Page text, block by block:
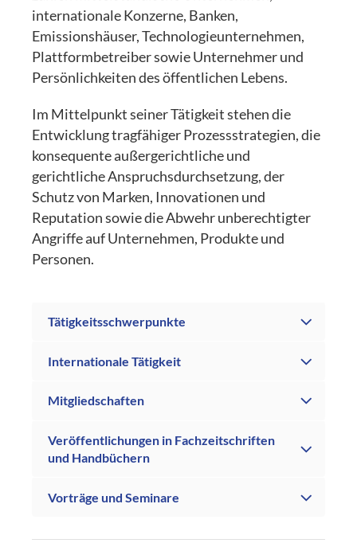
internationale Konzerne, Banken,
Emissionshäuser, Technologieunternehmen,
Plattformbetreiber sowie Unternehmer und
Persönlichkeiten des öffentlichen Lebens.
Im Mittelpunkt seiner Tätigkeit stehen die
Entwicklung tragfähiger Prozessstrategien, die
konsequente außergerichtliche und
gerichtliche Anspruchsdurchsetzung, der
Schutz von Marken, Innovationen und
Reputation sowie die Abwehr unberechtigter
Angriffe auf Unternehmen, Produkte und
Personen.
Tätigkeitsschwerpunkte
Internationale Tätigkeit
Mitgliedschaften
Veröffentlichungen in Fachzeitschriften
und Handbüchern
Vorträge und Seminare